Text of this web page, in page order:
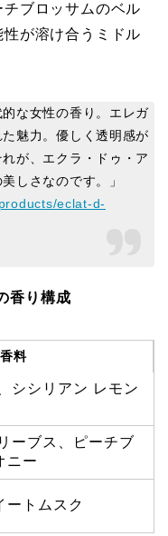
ブロッサムのベル
が溶け合うミドル
的な女性の香り。エレガ
魅力。優しく透明感が
が、エクラ・ドゥ・ア
しさなのです。」
eclat-d-
香り構成
料
シシリアン レモン
ーブス、ピーチブ
ニー
ートムスク